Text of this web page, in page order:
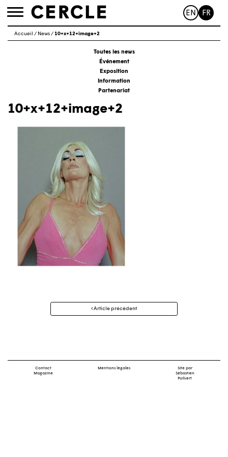
Toggle
EN FR
Accueil / News/ 10+x+12+image+2
Toutes les news
Événement
Exposition
Information
Partenariat
10+x+12+image+2
Navigation
Article précédent
Contact
Magazine
Mentions légales
Site par
Sébastien
Poilvert